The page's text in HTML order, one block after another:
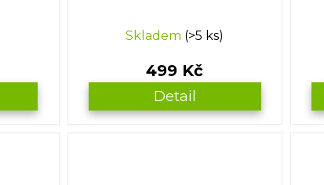
Skladem (>5 ks)
499 Kč
Detail